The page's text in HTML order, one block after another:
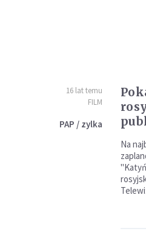
16 lat temu
FILM
PAP / zylka
Na